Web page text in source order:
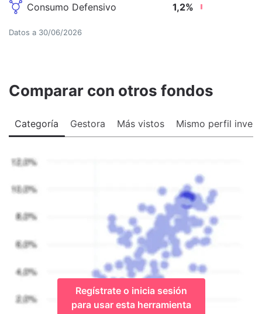
Consumo Defensivo 1,2%
Datos a 30/06/2026
Comparar con otros fondos
Categoría Gestora Más vistos Mismo perfil
Regístrate o inicia sesión
para usar esta herramienta